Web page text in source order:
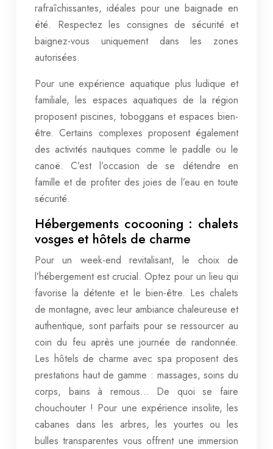
rafraîchissantes, idéales pour une baignade en
été. Respectez les consignes de sécurité et
baignez-vous uniquement dans les zones
autorisées.
Pour une expérience aquatique plus ludique et
familiale, les espaces aquatiques de la région
proposent piscines, toboggans et espaces bien-
être. Certains complexes proposent également
des activités nautiques comme le paddle ou le
canoë. C’est l’occasion de se détendre en
famille et de profiter des joies de l’eau en toute
sécurité.
Hébergements cocooning : chalets
vosges et hôtels de charme
Pour un week-end revitalisant, le choix de
l’hébergement est crucial. Optez pour un lieu qui
favorise la détente et le bien-être. Les chalets
de montagne, avec leur ambiance chaleureuse et
authentique, sont parfaits pour se ressourcer au
coin du feu après une journée de randonnée.
Les hôtels de charme avec spa proposent des
prestations haut de gamme : massages, soins du
corps, bains à remous… De quoi se faire
chouchouter ! Pour une expérience insolite, les
cabanes dans les arbres, les yourtes ou les
bulles transparentes vous offrent une immersion